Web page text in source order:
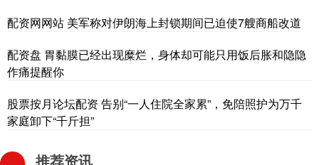
配资网网站 美军称对伊朗海上封锁期间已迫使7艘商船改道
配资盘 胃黏膜已经出现糜烂，身体却可能只用饭后胀和隐隐
作痛提醒你
股票按月论坛配资 告别“一人住院全家累”，免陪照护为万千
家庭卸下“千斤担”
推荐资讯